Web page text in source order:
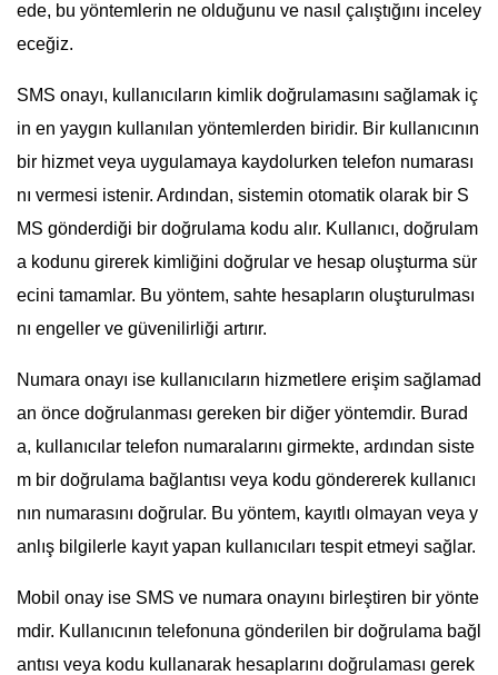
ede, bu yöntemlerin ne olduğunu ve nasıl çalıştığını inceley
eceğiz.
SMS onayı, kullanıcıların kimlik doğrulamasını sağlamak iç
in en yaygın kullanılan yöntemlerden biridir. Bir kullanıcının
bir hizmet veya uygulamaya kaydolurken telefon numarası
nı vermesi istenir. Ardından, sistemin otomatik olarak bir S
MS gönderdiği bir doğrulama kodu alır. Kullanıcı, doğrulam
a kodunu girerek kimliğini doğrular ve hesap oluşturma sür
ecini tamamlar. Bu yöntem, sahte hesapların oluşturulması
nı engeller ve güvenilirliği artırır.
Numara onayı ise kullanıcıların hizmetlere erişim sağlamad
an önce doğrulanması gereken bir diğer yöntemdir. Burad
a, kullanıcılar telefon numaralarını girmekte, ardından siste
m bir doğrulama bağlantısı veya kodu göndererek kullanıcı
nın numarasını doğrular. Bu yöntem, kayıtlı olmayan veya y
anlış bilgilerle kayıt yapan kullanıcıları tespit etmeyi sağlar.
Mobil onay ise SMS ve numara onayını birleştiren bir yönte
mdir. Kullanıcının telefonuna gönderilen bir doğrulama bağl
antısı veya kodu kullanarak hesaplarını doğrulaması gerek